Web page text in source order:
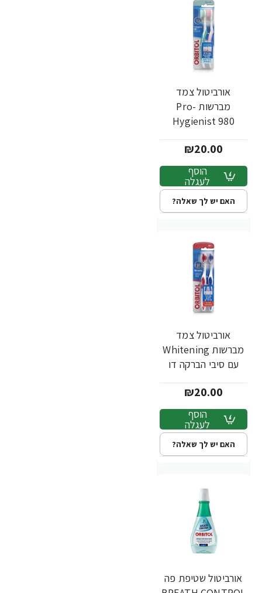
אורביטול צמד
מברשות Pro-
Hygienist 980
יחידות
₪20.00
הוסף
לעגלה
האם יש לך שאלה?
אורביטול צמד
מברשות Whitening
עם סיבי הברקה דו
₪20.00
הוסף
לעגלה
האם יש לך שאלה?
אורביטול שטיפת פה